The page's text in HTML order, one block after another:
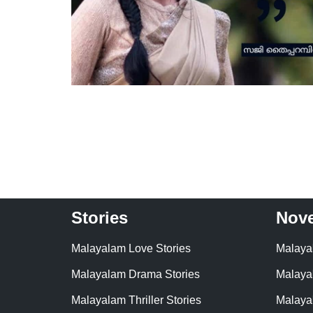
Stories
Malayalam Love Stories
Malayalam Drama Stories
Malayalam Thriller Stories